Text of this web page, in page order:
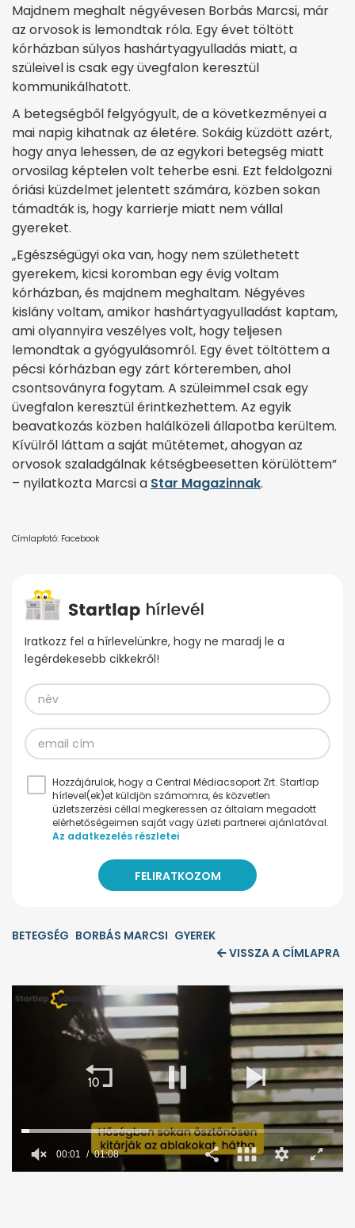
Majdnem meghalt négyévesen Borbás Marcsi, már
az orvosok is lemondtak róla. Egy évet töltött
kórházban súlyos hashártyagyulladás miatt, a
szüleivel is csak egy üvegfalon keresztül
kommunikálhatott.
A betegségből felgyógyult, de a következményei a
mai napig kihatnak az életére. Sokáig küzdött azért,
hogy anya lehessen, de az egykori betegség miatt
orvosilag képtelen volt teherbe esni. Ezt feldolgozni
óriási küzdelmet jelentett számára, közben sokan
támadták is, hogy karrierje miatt nem vállal
gyereket.
„Egészségügyi oka van, hogy nem születhetett
gyerekem, kicsi koromban egy évig voltam
kórházban, és majdnem meghaltam. Négyéves
kislány voltam, amikor hashártyagyulladást kaptam,
ami olyannyira veszélyes volt, hogy teljesen
lemondtak a gyógyulásomról. Egy évet töltöttem a
pécsi kórházban egy zárt kórteremben, ahol
csontsoványra fogytam. A szüleimmel csak egy
üvegfalon keresztül érintkezhettem. Az egyik
beavatkozás közben halálközeli állapotba kerültem.
Kívülről láttam a saját műtétemet, ahogyan az
orvosok szaladgálnak kétségbeesetten körülöttem”
– nyilatkozta Marcsi a Star Magazinnak.
Címlapfotó: Facebook
Iratkozz fel a hírlevelünkre, hogy ne maradj le a
legérdekesebb cikkekről!
Hozzájárulok, hogy a Central Médiacsoport Zrt. Startlap
hírlevel(ek)et küldjön számomra, és közvetlen
üzletszerzési céllal megkeressen az általam megadott
elérhetőségeimen saját vagy üzleti partnerei ajánlatával.
Az adatkezelés részletei
BETEGSÉG BORBÁS MARCSI GYEREK
VISSZA A CÍMLAPRA
00:02 01:08